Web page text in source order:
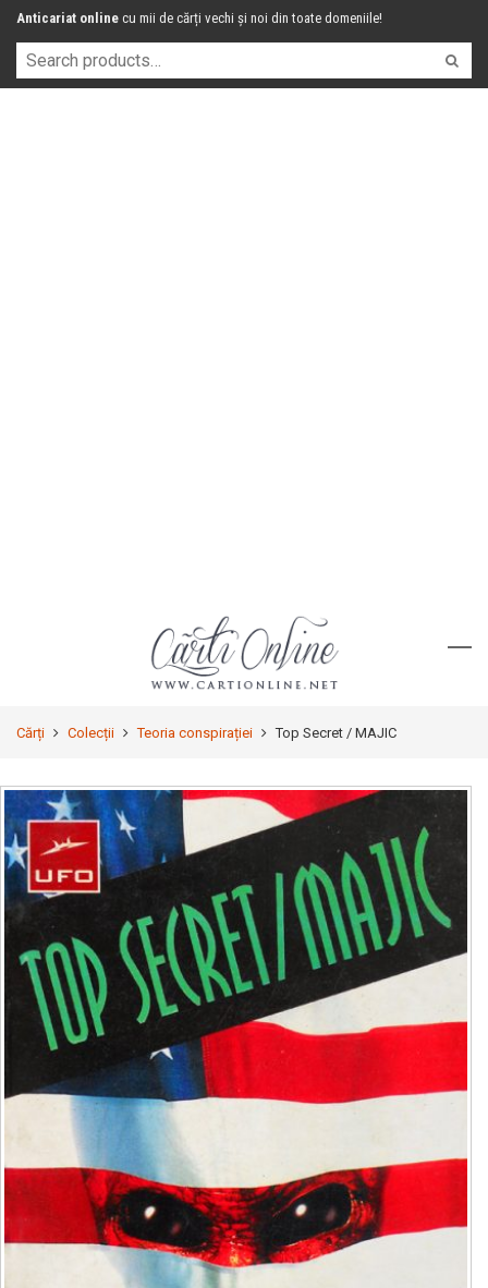
Anticariat online cu mii de cărți vechi și noi din toate domeniile!
Cărți Colecții Teoria conspirației Top Secret / MAJIC